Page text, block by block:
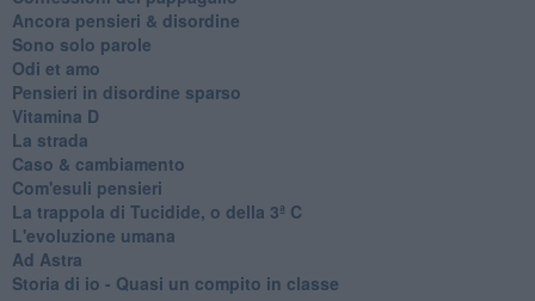
Ancora pensieri & disordine
Sono solo parole
Odi et amo
Pensieri in disordine sparso
Vitamina D
La strada
Caso & cambiamento
Com'esuli pensieri
La trappola di Tucidide, o della 3ª C
L'evoluzione umana
Ad Astra
Storia di io - Quasi un compito in classe